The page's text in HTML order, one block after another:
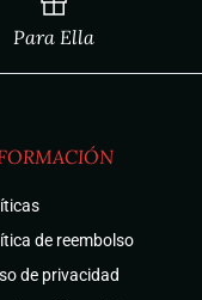
Para Ella
de reembolso
de privacidad